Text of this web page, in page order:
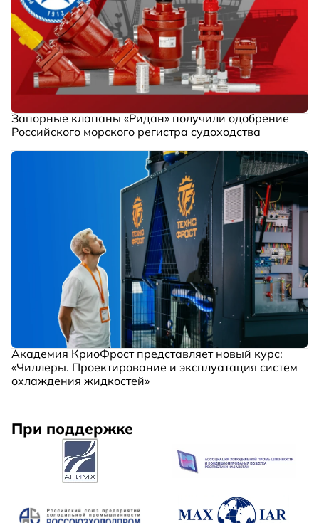
Запорные клапаны «Ридан» получили одобрение
Российского морского регистра судоходства
Академия КриоФрост представляет новый курс:
«Чиллеры. Проектирование и эксплуатация систем
охлаждения жидкостей»
При поддержке